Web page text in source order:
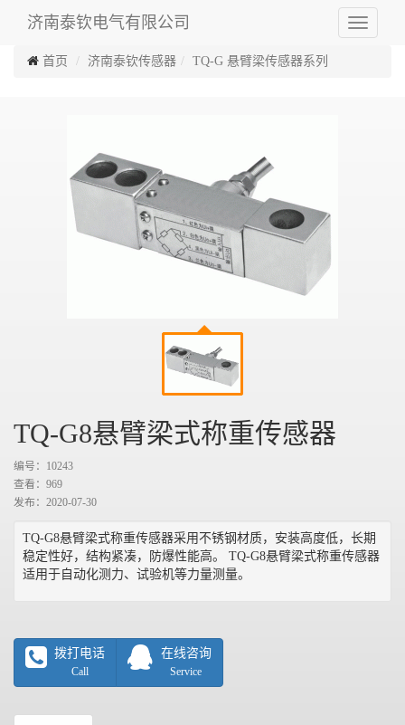
济南泰钦电气有限公司
Toggle
首页
济南泰钦传感器 TQ-G 悬臂梁传感器系列
TQ-G8悬臂梁式称重传感器
编号：10243
查看： 969
发布：2020-07-30
TQ-G8悬臂梁式称重传感器采用不锈钢材质，安装高度低，长期
稳定性好，结构紧凑，防爆性能高。 TQ-G8悬臂梁式称重传感器
适用于自动化测力、试验机等力量测量。
拨打电话
Call
在线咨询
Service